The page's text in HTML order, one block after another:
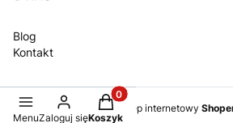
Blog
Kontakt
Sklep internetowy
MenuZaloguj się
Produkty w koszyku:
Koszyk